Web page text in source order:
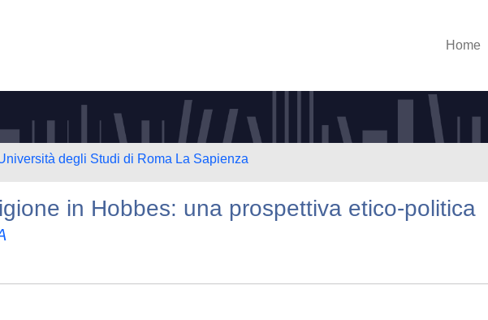
Home
degli Studi di Roma La Sapienza
in Hobbes: una prospettiva etico-politica